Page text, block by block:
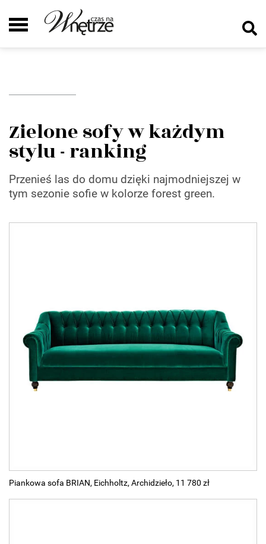
Zielone sofy w każdym
stylu - ranking
Przenieś las do domu dzięki najmodniejszej w
tym sezonie sofie w kolorze forest green.
Piankowa sofa BRIAN, Eichholtz, Archidzieło, 11 780 zł